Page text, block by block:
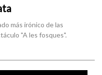
más irónico de las
"A les fosques".